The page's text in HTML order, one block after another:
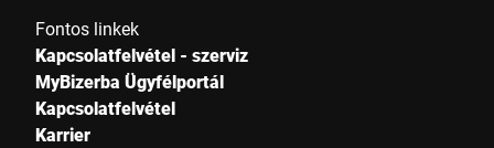
Fontos linkek
Kapcsolatfelvétel - szerviz
MyBizerba Ügyfélportál
Kapcsolatfelvétel
Karrier